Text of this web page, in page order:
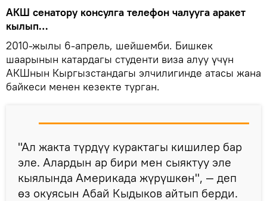
АКШ сенатору консулга телефон чалууга аракет
кылып…
2010-жылы 6-апрель, шейшемби. Бишкек
шаарынын катардагы студенти виза алуу үчүн
АКШнын Кыргызстандагы элчилигинде атасы жана
байкеси менен кезекте турган.
"Ал жакта түрдүү курактагы кишилер бар
эле. Алардын ар бири мен сыяктуу эле
кыялында Америкада жүрүшкөн", — деп
өз окуясын Абай Кыдыков айтып берди.